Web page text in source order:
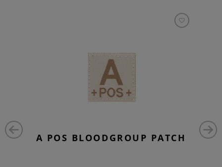
A POS BLOODGROUP PATCH